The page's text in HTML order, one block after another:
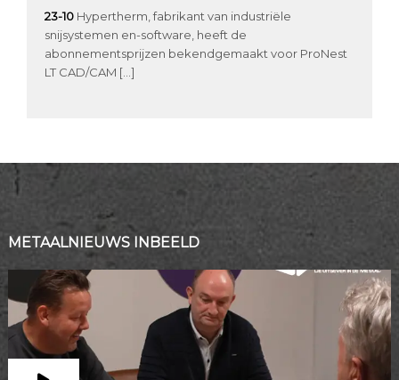
23-10 Hypertherm, fabrikant van industriële
snijsystemen en-software, heeft de
abonnementsprijzen bekendgemaakt voor ProNest
LT CAD/CAM […]
METAALNIEUWS INBEELD